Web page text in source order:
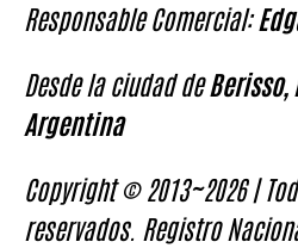
Responsable Comercial:
Desde la ciudad deBerisso,
Argentina
Copyright © 2013~2026 |
reservados. Registro